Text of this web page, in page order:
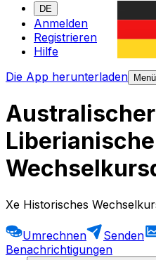
DE
Anmelden
Registrieren
Hilfe
Die App herunterladen
Xe Historisches
Umrechnen Senden
Benachrichtigungen